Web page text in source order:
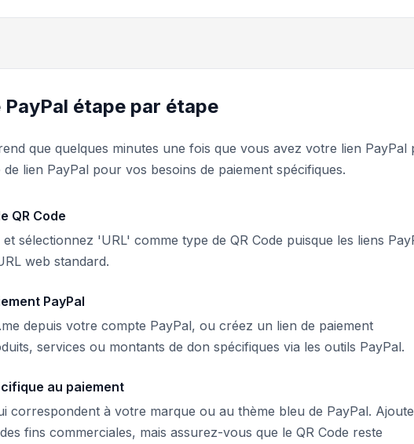
étape par étape
que quelques minutes une fois que vous avez votre lien PayPal
lien PayPal pour vos besoins de paiement spécifiques.
QR Code
et sélectionnez 'URL' comme type de QR Code puisque les liens
web standard.
PayPal
depuis votre compte PayPal, ou créez un lien de paiement
services ou montants de don spécifiques via les outils PayPal.
au paiement
correspondent à votre marque ou au thème bleu de PayPal.
fins commerciales, mais assurez-vous que le QR Code reste